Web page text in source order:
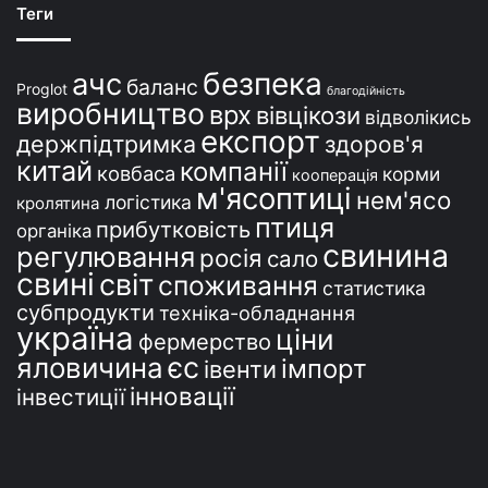
ї
Теги
Proglot ачс баланс безпека благодійність
виробництво врх вівцікози відволікись
держпідтримка експорт здоров'я
китай ковбаса компанії кооперація корми
кролятина логістика м'ясоптиці нем'ясо
органіка прибутковість птиця
регулювання росія сало свинина
свині світспоживання статистика
субпродукти техніка-обладнання
україна фермерство ціни
яловичинаєс івенти імпорт
інвестиції інновації